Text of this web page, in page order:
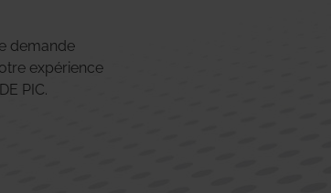
demande
expérience
PIC.